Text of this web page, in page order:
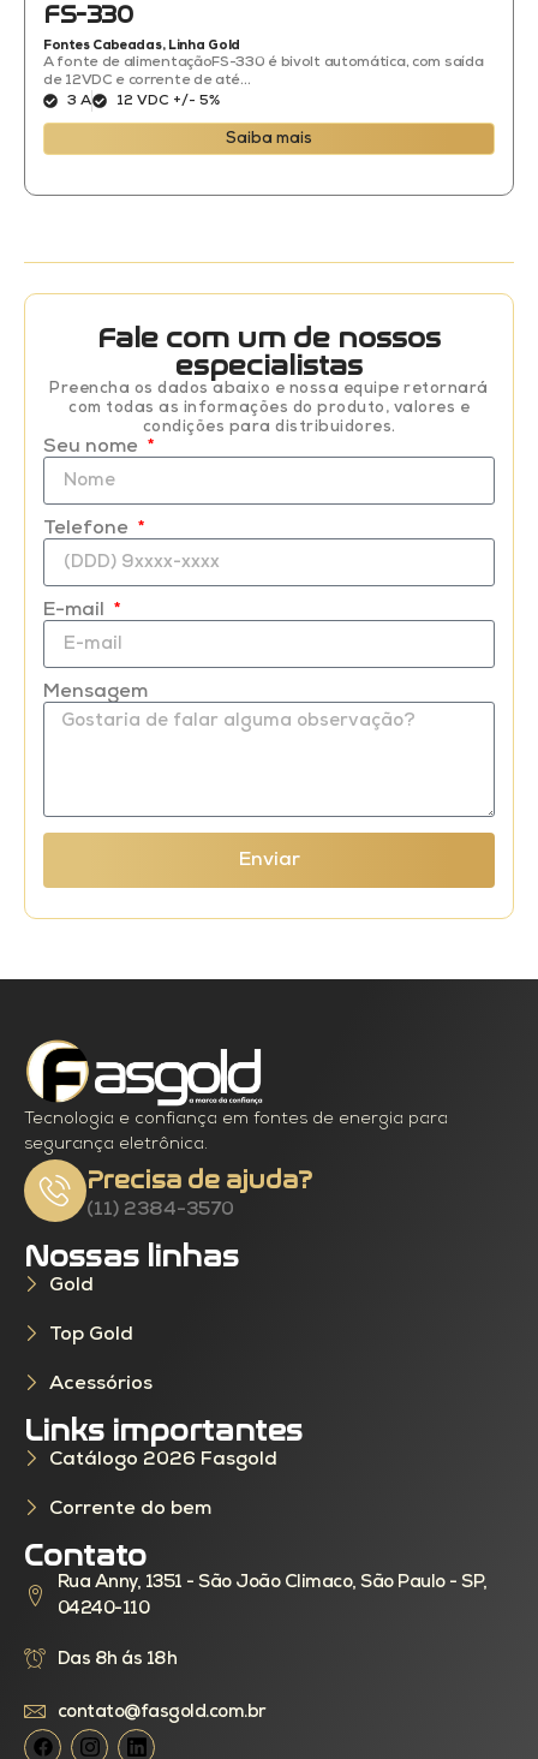
FS-330
Fontes Cabeadas, Linha Gold
A fonte de alimentaçãoFS-330 é bivolt automática, com saída
de 12VDC e corrente de até...
3 A
12 VDC +/- 5%
Saiba mais
Fale com um de nossos
especialistas
Preencha os dados abaixo e nossa equipe retornará
com todas as informações do produto, valores e
condições para distribuidores.
Seu nome
Telefone
E-mail
Mensagem
Enviar
Tecnologia e confiança em fontes de energia para
segurança eletrônica.
Precisa de ajuda?
(11) 2384-3570
Nossas linhas
Gold
Top Gold
Acessórios
Links importantes
Catálogo 2026 Fasgold
Corrente do bem
Contato
Rua Anny, 1351 - São João Climaco, São Paulo - SP,
04240-110
Das 8h ás 18h
contato@fasgold.com.br